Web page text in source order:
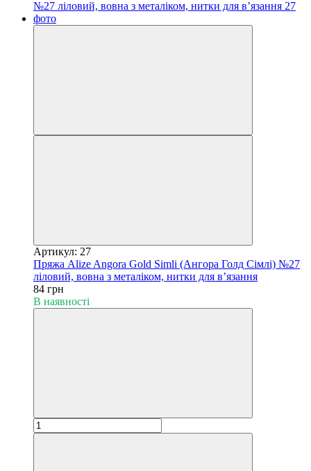
Артикул: 27
Пряжа Alize Angora Gold Simli (Ангора Голд Сімлі) №27
ліловий, вовна з металіком, нитки для в’язання
84 грн
В наявності